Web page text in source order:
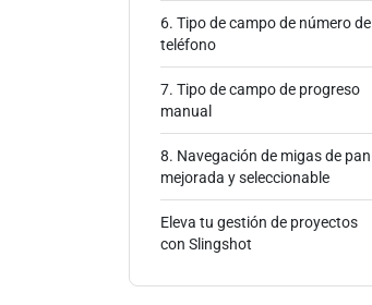
6. Tipo de campo de número de
teléfono
7. Tipo de campo de progreso
manual
8. Navegación de migas de pan
mejorada y seleccionable
Eleva tu gestión de proyectos
con Slingshot